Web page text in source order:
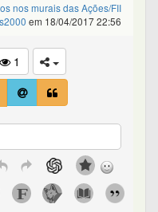
nos murais das Ações/FII
em 18/04/2017 22:56
1